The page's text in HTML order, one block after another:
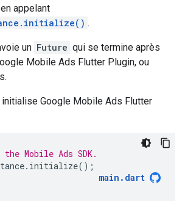
en appelant
.
un Future qui se termine après
Mobile Ads Flutter Plugin, ou
initialise Google Mobile Ads Flutter
Mobile Ads SDK.
. initialize();
main . dart